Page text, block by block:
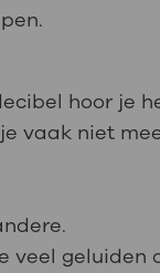
hoor je
vaak niet
veel geluiden